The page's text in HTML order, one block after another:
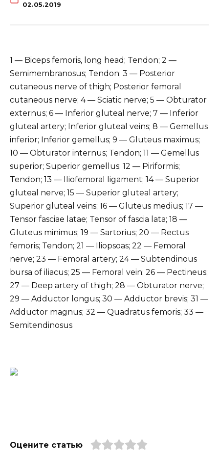
02.05.2019
1 — Biceps femoris, long head; Tendon; 2 —
Semimembranosus; Tendon; 3 — Posterior
cutaneous nerve of thigh; Posterior femoral
cutaneous nerve; 4 — Sciatic nerve; 5 — Obturator
externus; 6 — Inferior gluteal nerve; 7 — Inferior
gluteal artery; Inferior gluteal veins; 8 — Gemellus
inferior; Inferior gemellus; 9 — Gluteus maximus;
10 — Obturator internus; Tendon; 11 — Gemellus
superior; Superior gemellus; 12 — Piriformis;
Tendon; 13 — lliofemoral ligament; 14 — Superior
gluteal nerve; 15 — Superior gluteal artery;
Superior gluteal veins; 16 — Gluteus medius; 17 —
Tensor fasciae latae; Tensor of fascia lata; 18 —
Gluteus minimus; 19 — Sartorius; 20 — Rectus
femoris; Tendon; 21 — Iliopsoas; 22 — Femoral
nerve; 23 — Femoral artery; 24 — Subtendinous
bursa of iliacus; 25 — Femoral vein; 26 — Pectineus;
27 — Deep artery of thigh; 28 — Obturator nerve;
29 — Adductor longus; 30 — Adductor brevis; 31 —
Adductor magnus; 32 — Quadratus femoris; 33 —
Semitendinosus
Оцените статью